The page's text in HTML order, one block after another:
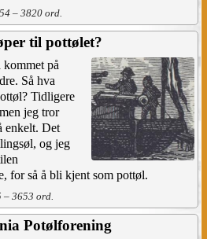
– 3820 ord.
til pottølet?
på
Så hva
Tidligere
jeg tror
enkelt. Det
og jeg
for så å bli kjent som pottøl.
– 3653 ord.
Potølforening